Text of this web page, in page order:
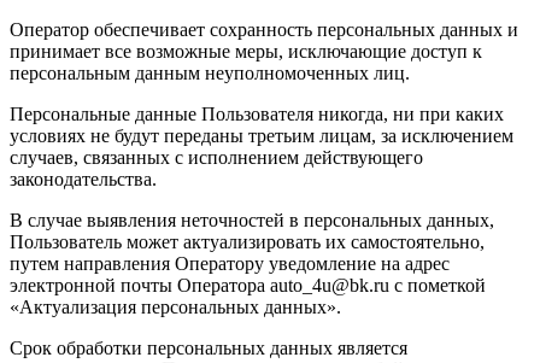
Оператор обеспечивает сохранность персональных данных и
принимает все возможные меры, исключающие доступ к
персональным данным неуполномоченных лиц.
Персональные данные Пользователя никогда, ни при каких
условиях не будут переданы третьим лицам, за исключением
случаев, связанных с исполнением действующего
законодательства.
В случае выявления неточностей в персональных данных,
Пользователь может актуализировать их самостоятельно,
путем направления Оператору уведомление на адрес
электронной почты Оператора auto_4u@bk.ru с пометкой
«Актуализация персональных данных».
Срок обработки персональных данных является